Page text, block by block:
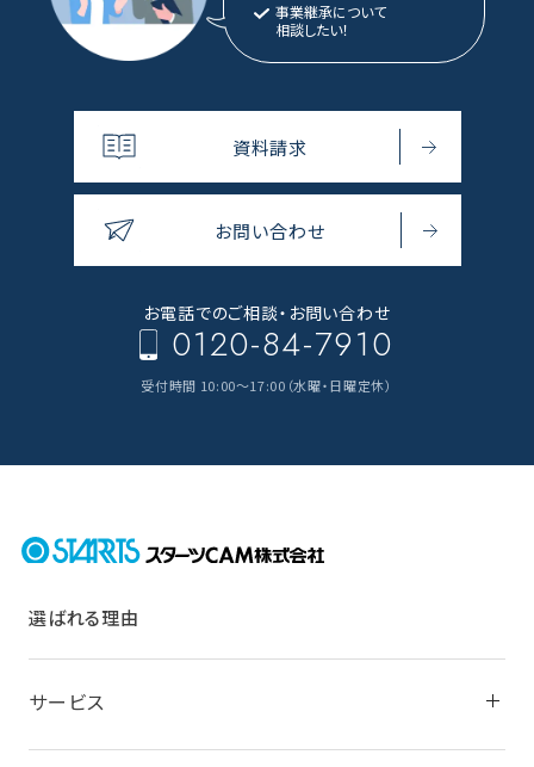
事業継承について
相談したい！
資料請求
お問い合わせ
お電話でのご相談・ お問い合わせ
0120-84-7910
受付時間 10:00～17:00（水曜・日曜定休）
選ばれる理由
サービス